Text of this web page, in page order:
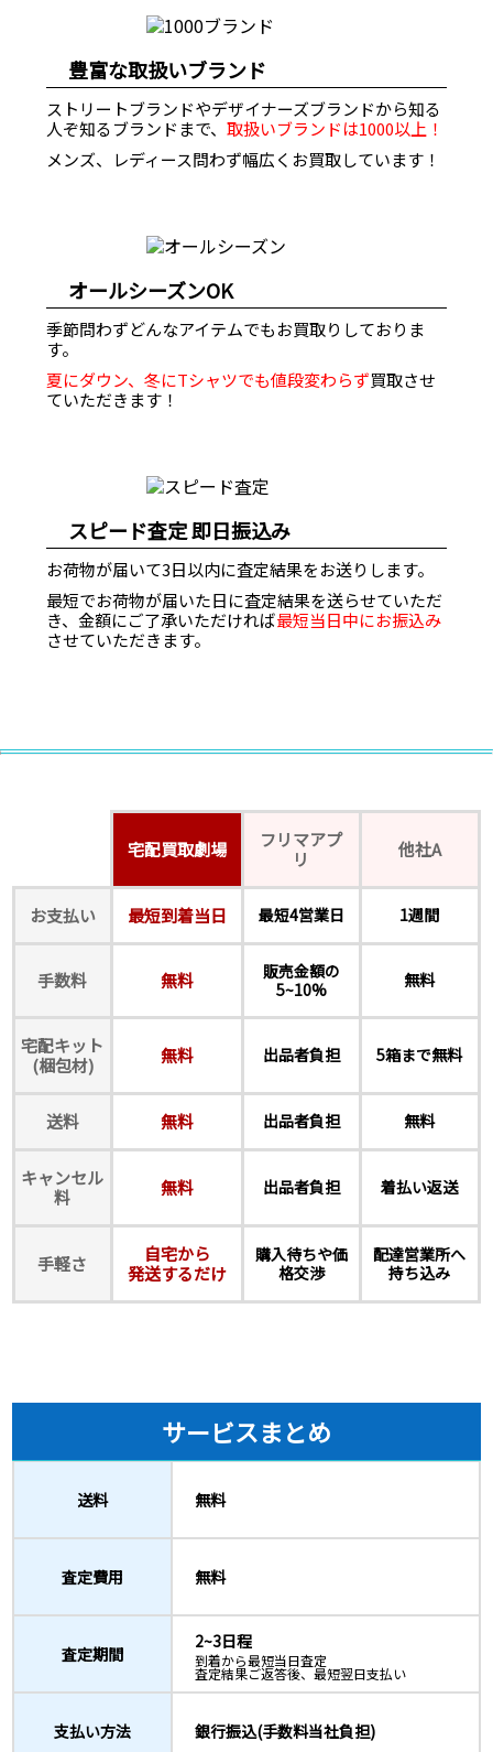
豊富な取扱いブランド
ストリートブランドやデザイナーズブランドから知る
人ぞ知るブランドまで、取扱いブランドは1000以上！
メンズ、レディース問わず幅広くお買取しています！
オールシーズンOK
季節問わずどんなアイテムでもお買取りしておりま
す。
夏にダウン、冬にTシャツでも値段変わらず買取させ
ていただきます！
スピード査定 即日振込み
お荷物が届いて3日以内に査定結果をお送りします。
最短でお荷物が届いた日に査定結果を送らせていただ
き、金額にご了承いただければ最短当日中にお振込み
させていただきます。
宅配買取劇場
フリマアプ
リ
他社A
お支払い 最短到着当日 最短4営業日 1週間
手数料 無料
販売金額の
5~10%
無料
宅配キット
(梱包材)
無料 出品者負担 5箱まで無料
送料 無料 出品者負担 無料
キャンセル
料
無料 出品者負担 着払い返送
手軽さ
自宅から
発送するだけ
購入待ちや価
格交渉
配達営業所へ
持ち込み
サービスまとめ
送料 無料
査定費用 無料
査定期間
2~3日程
到着から最短当日査定
査定結果ご返答後、最短翌日支払い
支払い方法 銀行振込(手数料当社負担)